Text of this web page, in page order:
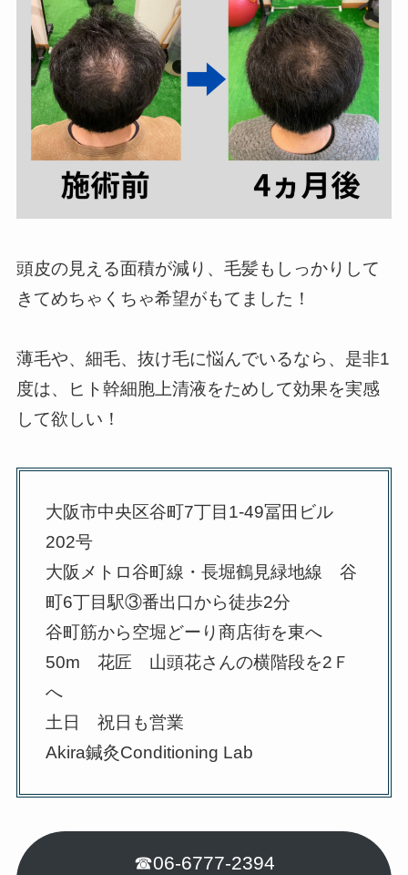
頭皮の見える面積が減り、毛髪もしっかりして
きてめちゃくちゃ希望がもてました！
薄毛や、細毛、抜け毛に悩んでいるなら、是非1
度は、ヒト幹細胞上清液をためして効果を実感
して欲しい！
大阪市中央区谷町7丁目1-49冨田ビル
202号
大阪メトロ谷町線・長堀鶴見緑地線 谷
町6丁目駅③番出口から徒歩2分
谷町筋から空堀どーり商店街を東へ
50m 花匠 山頭花さんの横階段を2Ｆ
へ
土日 祝日も営業
Akira鍼灸Conditioning Lab
☎06-6777-2394